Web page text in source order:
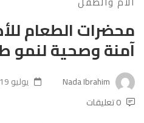
محضرات الطعام
آمنة وصحية لنمو
يوليو 19, 2024
0 تعليقات